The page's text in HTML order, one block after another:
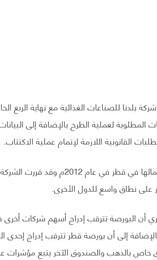
للصناعات الغذائية مع نهاية الربع
المطلوبة لعملية الطرح بالإضافة إلى
القانونية اللازمة لإتمام عملية الاكتتاب.
يذكر أن شركة بلدنا للصناعات الغذائية قد بدأت بمباشرة
على نطاق واسع للدول الأخرى.
أن البورصة تترقب إدراج أسهم شركات
إلى أن بورصة قطر تترقب إدراج إحدى
بالذهب والصندوق الآخر يتبع مؤشرات